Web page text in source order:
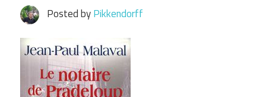
Posted byPikkendorff